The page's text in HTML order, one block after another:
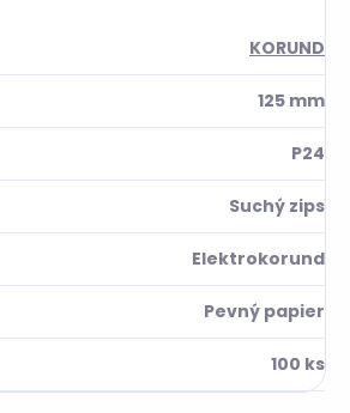
KORUND
125 mm
P24
Suchý zips
Elektrokorund
Pevný papier
100 ks